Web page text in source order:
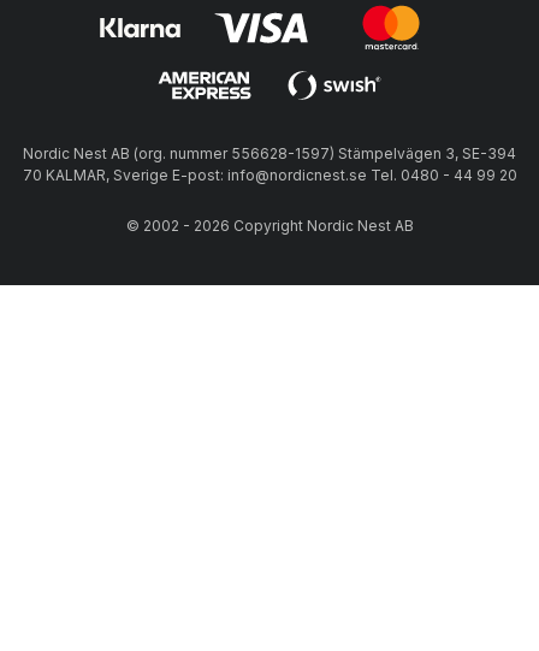
Nordic Nest AB (org. nummer 556628-1597) Stämpelvägen 3, SE-394
70 KALMAR, Sverige E-post: info@nordicnest.se Tel. 0480 - 44 99 20
© 2002 - 2026 Copyright Nordic Nest AB